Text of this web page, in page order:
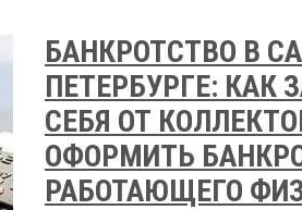
БАНКРОТСТВО В
ПЕТЕРБУРГЕ: КАК
СЕБЯ ОТ
ОФОРМИТЬ
РАБОТАЮЩЕГО